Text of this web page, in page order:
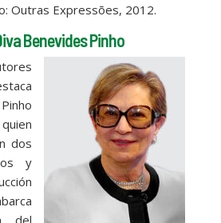
Outras Expressões, 2012.
Benevides Pinho
dos
y